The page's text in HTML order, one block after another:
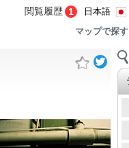
閲覧履歴 1 日本語
マップで探す